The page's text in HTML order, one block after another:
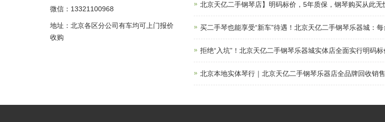
北京天亿二手钢琴店】明码标价，5年质保，钢琴购买从此无
买二手琴也能享受“新车”待遇！北京天亿二手钢琴乐器城：
拒绝“入坑”！北京天亿二手钢琴乐器城实体店全面实行明码
北京本地实体琴行｜北京天亿二手钢琴乐器店全品牌回收销
微信：13321100968
地址：北京各区分公司有车均可上门报价
收购